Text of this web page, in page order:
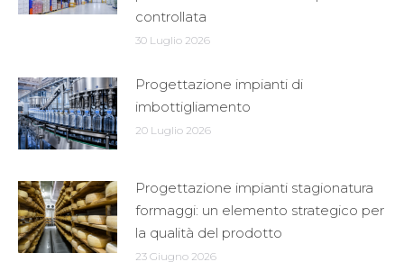
controllata
30 Luglio 2026
Progettazione impianti di
imbottigliamento
20 Luglio 2026
Progettazione impianti stagionatura
formaggi: un elemento strategico per
la qualità del prodotto
23 Giugno 2026